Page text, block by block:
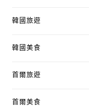
韓國旅遊
韓國美食
首爾旅遊
首爾美食